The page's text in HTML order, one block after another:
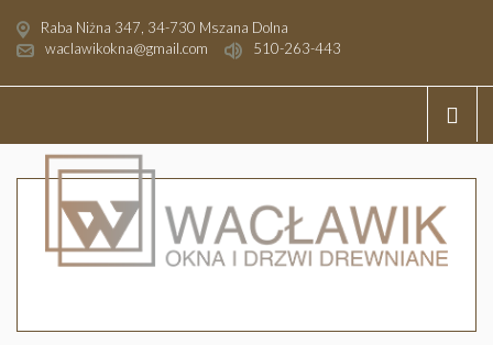
Raba Niżna 347, 34-730 Mszana Dolna
waclawikokna@gmail.com
510-263-443